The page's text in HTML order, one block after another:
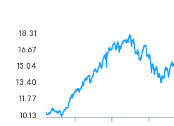
18.31
16.67
15.04
13.40
11.77
10.13